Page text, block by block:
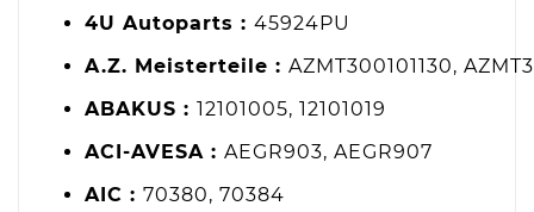
4U Autoparts : 45924PU
A.Z. Meisterteile : AZMT300101130,
ABAKUS : 12101005, 12101019
ACI-AVESA : AEGR903, AEGR907
AIC : 70380, 70384